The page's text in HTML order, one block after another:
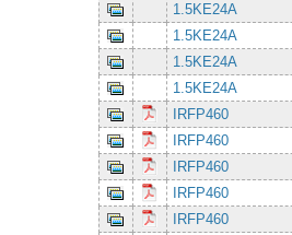
1.5KE24A
1.5KE24A
1.5KE24A
1.5KE24A
IRFP460
IRFP460
IRFP460
IRFP460
IRFP460